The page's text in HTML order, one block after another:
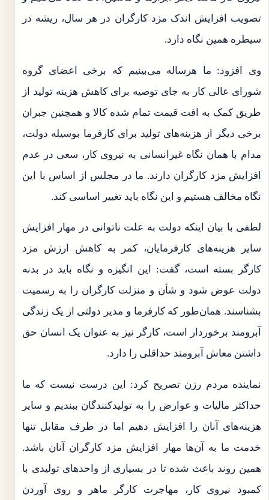
تصویب افزایش اندک مزد کارگران در هر سال، ریشه در
سیطره همین نگاه دارد.
وی افزود: ما هرساله می‌بینیم که برخی اعضای گروه
شورای عالی کار به جای توصیه برای کاهش هزینه تولید از
طریق کمک به افت قیمت تمام شده کالا و همچنین جبران
برخی دیگر از هزینه‌های تولید برای کارفرما بوسیله دولت،
مدام با همان نگاه غیرانسانی به نیروی کار، سعی در عدم
افزایش مزد کارگران دارند. ما در مجلس از اساس با این
نگاه مخالف هستیم و این نگاه باید تغییر اساسی کند.
لطفی با بیان اینکه دولت به علت ناتوانی در مهار افزایش
سایر هزینه‌های کارفرمایان، کمر به کاهش ارزش مزد
کارگر بسته است، گفت: این انگیزه و نگاه باید در بدنه
دولت عوض شود و شأن و منزلت کارگران را به رسمیت
بشناسند. همان‌طور که کارفرما و مدیر دولتی از یک زندگی
آبرومند برخوردار است، کارگر نیز به عنوان یک انسان حق
داشتن معاش آبرومند حداقلی را دارد.
نماینده مردم رزن تصریح کرد: این درست نیست که ما
حداکثر مالیات و عوارض را به تولیدکنندگان ببندیم و سایر
هزینه‌های آنان را افزایش دهیم اما در طرف مقابل تنها
خدمت ما به آن‌ها مهار افزایش مزد کارگران آنان باشد.
همین روند باعث شده تا در بسیاری از واحدهای تولیدی با
کمبود نیروی کار، مهاجرت کارگر ماهر و روی آوردن